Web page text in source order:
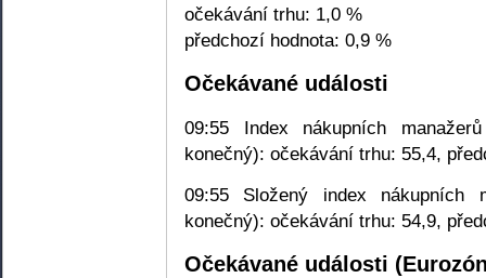
očekávání trhu: 1,0 %
předchozí hodnota: 0,9 %
Očekávané události
09:55 Index nákupních
konečný): očekávání trhu: 55,4,
09:55 Složený index nákupních
konečný): očekávání trhu: 54,9,
Očekávané události